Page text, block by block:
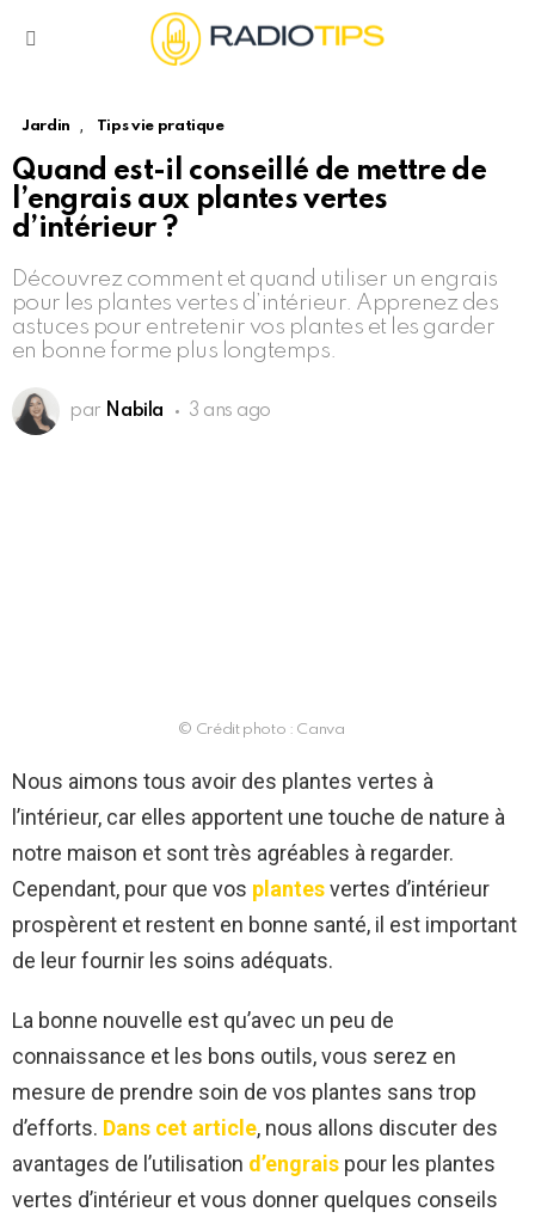
Jardin , Tips vie pratique
Quand est-il conseillé de mettre de
l’engrais aux plantes vertes
d’intérieur ?
Découvrez comment et quand utiliser un engrais
pour les plantes vertes d’intérieur. Apprenez des
astuces pour entretenir vos plantes et les garder
en bonne forme plus longtemps.
par Nabila 3 ans ago
© Crédit photo : Canva
Nous aimons tous avoir des plantes vertes à
l’intérieur, car elles apportent une touche de nature à
notre maison et sont très agréables à regarder.
Cependant, pour que vos plantesvertes d’intérieur
prospèrent et restent en bonne santé, il est important
de leur fournir les soins adéquats.
La bonne nouvelle est qu’avec un peu de
connaissance et les bons outils, vous serez en
mesure de prendre soin de vos plantes sans trop
d’efforts. Dans cet article, nous allons discuter des
avantages de l’utilisation d’engrais pour les plantes
vertes d’intérieur et vous donner quelques conseils